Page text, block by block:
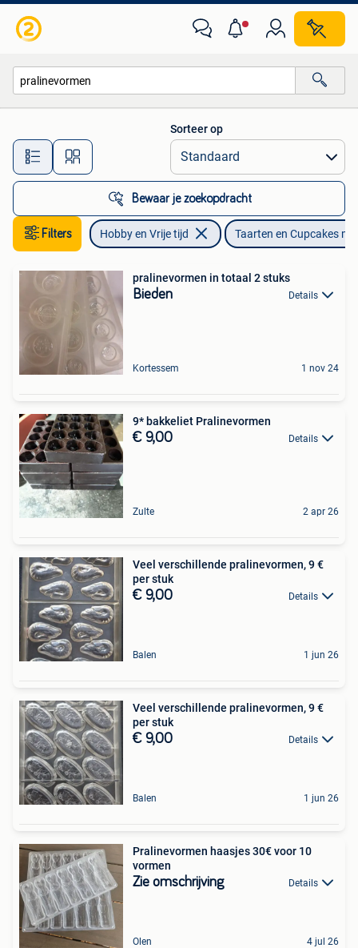
Alle afstanden…
Sorteer op
Bewaar je zoekopdracht
Filters Hobby en Vrije tijd Taarten en Cupcakes
pralinevormen in totaal 2 stuks
Bieden Details
Kortessem 1 nov 24
9* bakkeliet Pralinevormen
€ 9,00 Details
Zulte 2 apr 26
Veel verschillende pralinevormen, 9 €
per stuk
€ 9,00 Details
Balen 1 jun 26
Veel verschillende pralinevormen, 9 €
per stuk
€ 9,00 Details
Balen 1 jun 26
Pralinevormen haasjes 30€ voor 10
vormen
Zie omschrijving Details
Olen 4 jul 26